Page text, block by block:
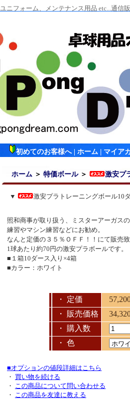
ニフォーム、メンテナンス用品 etc...通信
初めてのお客様へ| ホーム マイア
ホーム ＞ 特価ボール＞ 激安プ
▼ 激安プラトレーニングボール10
照和商事が取り扱う、ミスターアーガス
練習やマシン練習などにお勧め。
なんと定価の ３５％ＯＦＦ！！ にて販売致
1球あたり 約70円の激安プラボールです。
■１箱10ダース入り×4箱
■カラー：ホワイト
・ 定価
・ 販売価格
・ 購入数
・ 色
■オプションの値段詳細はこちら
・ 買い物を続ける
・
この商品について問い合わせる
・
この商品を友達に教える